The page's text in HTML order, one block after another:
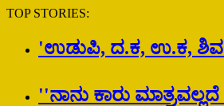
TOP STORIES:
'ಉಡುಪಿ, ದ.ಕ, ಉ.ಕ,
''ನಾನು ಕಾರು ಮಾತ್ರವಲ್ಲದೆ